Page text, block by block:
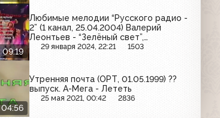
09:19
Любимые мелодии “Русского радио -
2” (1 канал, 25.04.2004) Валерий
Леонтьев - “Зелёный свет”,
“Разноцветные ярмарки”
29 января 2024, 22:21 1503
04:56
Утренняя почта (ОРТ, 01.05.1999) ??
выпуск. А-Мега - Лететь
25 мая 2021, 00:42 2836